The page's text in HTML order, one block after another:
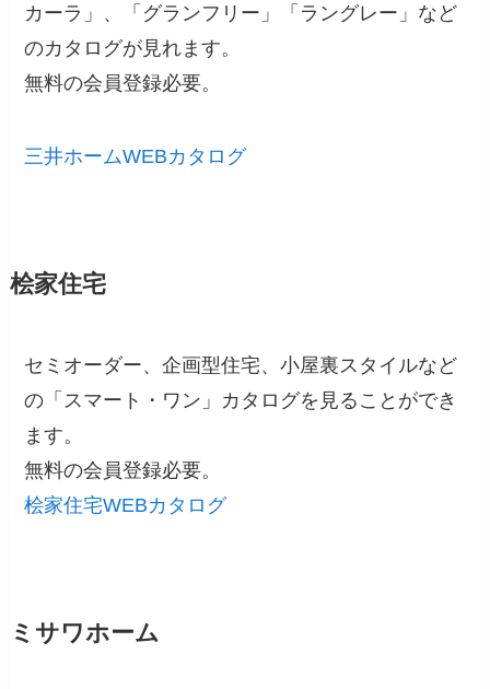
カーラ」、「グランフリー」「ラングレー」など
のカタログが見れます。
無料の会員登録必要。
三井ホームWEBカタログ
桧家住宅
セミオーダー、企画型住宅、小屋裏スタイルなど
の「スマート・ワン」カタログを見ることができ
ます。
無料の会員登録必要。
桧家住宅WEBカタログ
ミサワホーム